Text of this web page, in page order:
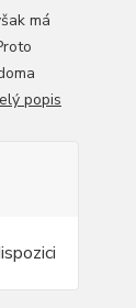
má
popis